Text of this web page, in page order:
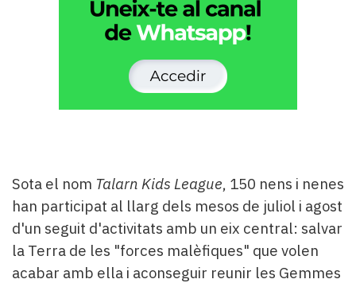
Sota el nom Talarn Kids League, 150 nens i nenes
han participat al llarg dels mesos de juliol i agost
d'un seguit d'activitats amb un eix central: salvar
la Terra de les "forces malèfiques" que volen
acabar amb ella i aconseguir reunir les Gemmes